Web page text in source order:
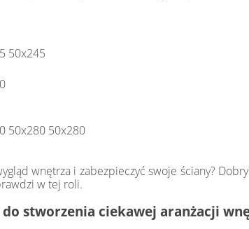
50x245
50x280 50x280
wnętrza i zabezpieczyć swoje ściany?
w tej roli.
stworzenia ciekawej aranżacji